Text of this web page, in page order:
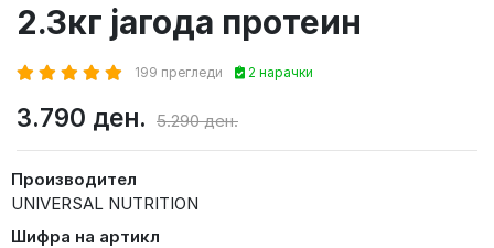
2.3кг јагода протеин
199 прегледи 2 нарачки
3.790 ден. 5.290 ден.
Производител
UNIVERSAL NUTRITION
Шифра на артикл